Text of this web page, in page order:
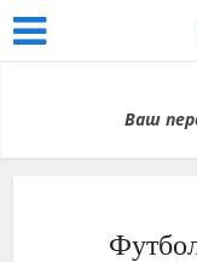
Ваш